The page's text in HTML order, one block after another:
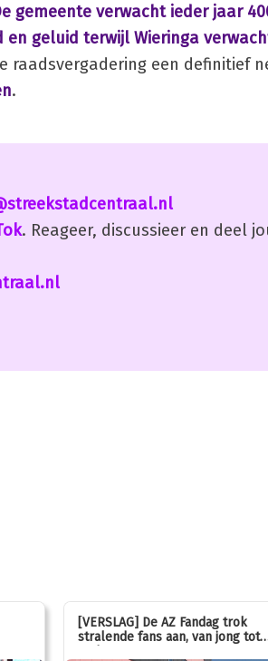
gemeente verwacht ieder jaar
geluid terwijl Wieringa
raadsvergadering een definitief
.
. Reageer, discussieer en deel
[VERSLAG] De AZ Fandag trok
stralende fans aan, van jong tot